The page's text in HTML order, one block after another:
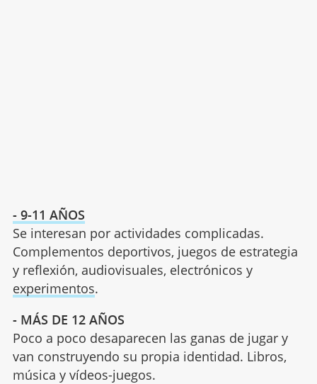
- 9-11 AÑOS
Se interesan por actividades complicadas.
Complementos deportivos, juegos de estrategia
y reflexión, audiovisuales, electrónicos y
experimentos.
- MÁS DE 12 AÑOS
Poco a poco desaparecen las ganas de jugar y
van construyendo su propia identidad. Libros,
música y vídeos-juegos.